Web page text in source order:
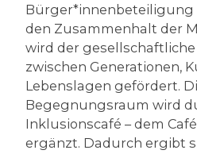
Bürger*innenbeteiligung
den Zusammenhalt der
wird der
zwischen Generationen,
Lebenslagen gefördert.
Begegnungsraum wird
Inklusionscafé – dem
ergänzt. Dadurch ergibt